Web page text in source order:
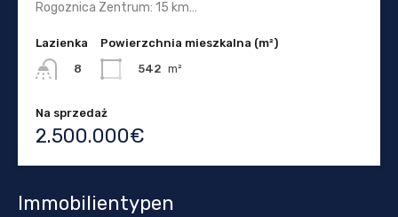
Rogoznica Zentrum: 15 km…
Lazienka
8
Powierzchnia mieszkalna (m²)
542 m²
Na sprzedaż
2.500.000€
Immobilientypen